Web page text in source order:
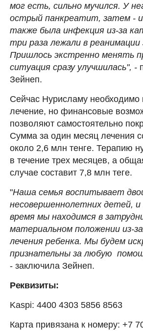
мог есть, сильно мучился. У
острый панкреатит, затем -
также была инфекция из-за
три раза лежали в реанимации
Пришлось экстренно менять
ситуация сразу улучшилась", -
Зейнеп.
Сейчас Нурисламу необходимо
лечение, но финансовые
позволяют самостоятельно
Сумма за один месяц лечения
около 2,6 млн тенге. Терапию
в течение трех месяцев, а
случае составит 7,8 млн теге.
"Наша семья воспитывает
несовершеннолетних детей,
время мы находимся в
материальном положении из-
лечения ребенка. Мы будем
признательны за любую
- заключила Зейнеп.
Реквизиты:
Kaspi: 4400 4303 5856 8563
Карта привязана к номеру: +7